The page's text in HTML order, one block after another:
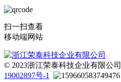
扫一扫查看
移动端网站
© 2023浙江荣泰科技企业有限公司
19002897号-1